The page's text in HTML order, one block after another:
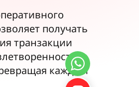
получать
транзакции
каждый